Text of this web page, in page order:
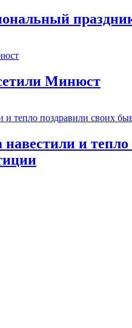
Минюст
и